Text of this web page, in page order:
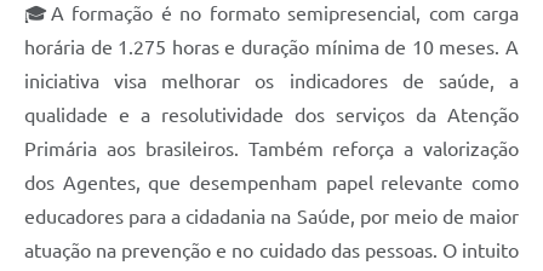
Projetos
Legislação
Logo Prefeitura de São Mateus do Sul
Links
🎓A formação é no formato semipresencial, com carga
horária de 1.275 horas e duração mínima de 10 meses. A
iniciativa visa melhorar os indicadores de saúde, a
qualidade e a resolutividade dos serviços da Atenção
Primária aos brasileiros. Também reforça a valorização
dos Agentes, que desempenham papel relevante como
educadores para a cidadania na Saúde, por meio de maior
atuação na prevenção e no cuidado das pessoas. O intuito